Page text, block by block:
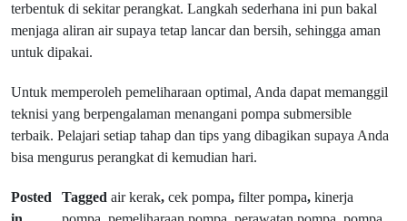
terbentuk di sekitar perangkat. Langkah sederhana ini pun bakal
menjaga aliran air supaya tetap lancar dan bersih, sehingga aman
untuk dipakai.
Untuk memperoleh pemeliharaan optimal, Anda dapat memanggil
teknisi yang berpengalaman menangani pompa submersible
terbaik. Pelajari setiap tahap dan tips yang dibagikan supaya Anda
bisa mengurus perangkat di kemudian hari.
Posted
Tagged air kerak, cek pompa, filter pompa, kinerja